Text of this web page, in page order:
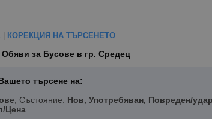
КОРЕКЦИЯ НА ТЪРСЕНЕТО
Обяви за Бусове в гр. Средец
търсене на:
, Състояние: Нов, Употребяван, Повреден/
Цена